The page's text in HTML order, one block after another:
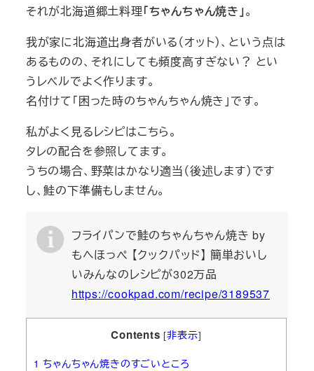
それが北海道郷土料理「ちゃんちゃん焼き」。
我が家に北海道出身者がいる（オット）、という点は
あるものの、それにしても頻度高すぎない？ とい
うレベルでよく作ります。
名付けて「困った時のちゃんちゃん焼き」です。
私がよく見るレシピはこちら。
タレの配合を参照してます。
うちの場合、野菜はかなり適当（後述します）です
し、鮭の下準備もしません。
フライパンで鮭のちゃんちゃん焼き by
もへほっぺ 【クックパッド】 簡単おいし
いみんなのレシピが302万品
https://cookpad.com/recipe/3189537
Contents [非表示]
1 ちゃんちゃん焼きのすごいところ